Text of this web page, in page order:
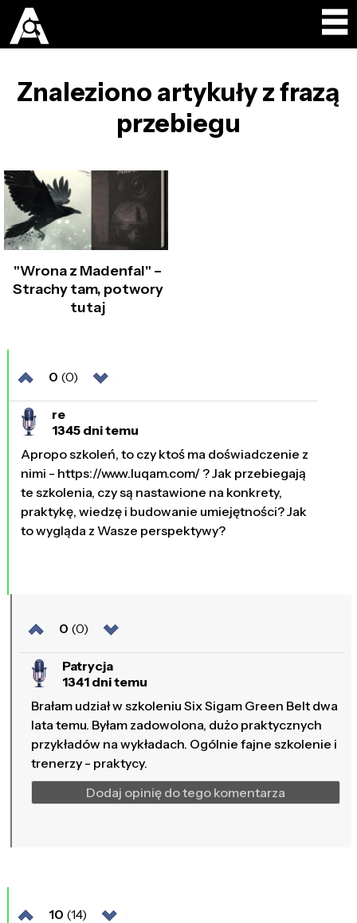
Znaleziono artykuły z frazą
przebiegu
"Wrona z Madenfal" –
Strachy tam, potwory
tutaj
0 (0)
re
1345 dni temu
Apropo szkoleń, to czy ktoś ma doświadczenie z
nimi - https://www.luqam.com/ ? Jak przebiegają
te szkolenia, czy są nastawione na konkrety,
praktykę, wiedzę i budowanie umiejętności? Jak
to wygląda z Wasze perspektywy?
0 (0)
Patrycja
1341 dni temu
Brałam udział w szkoleniu Six Sigam Green Belt dwa
lata temu. Byłam zadowolona, dużo praktycznych
przykładów na wykładach. Ogólnie fajne szkolenie i
trenerzy - praktycy.
Dodaj opinię do tego komentarza
10 (14)